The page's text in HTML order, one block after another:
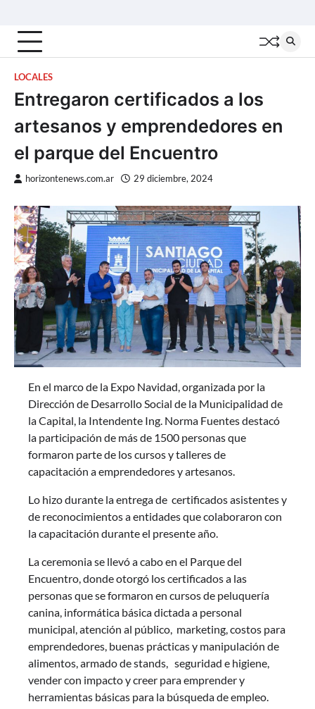
content
LOCALES
Entregaron certificados a los
artesanos y emprendedores en
el parque del Encuentro
horizontenews.com.ar 29 diciembre, 2024
En el marco de la Expo Navidad, organizada por la
Dirección de Desarrollo Social de la Municipalidad de
la Capital, la Intendente Ing. Norma Fuentes destacó
la participación de más de 1500 personas que
formaron parte de los cursos y talleres de
capacitación a emprendedores y artesanos.
Lo hizo durante la entrega de certificados asistentes y
de reconocimientos a entidades que colaboraron con
la capacitación durante el presente año.
La ceremonia se llevó a cabo en el Parque del
Encuentro, donde otorgó los certificados a las
personas que se formaron en cursos de peluquería
canina, informática básica dictada a personal
municipal, atención al público, marketing, costos para
emprendedores, buenas prácticas y manipulación de
alimentos, armado de stands, seguridad e higiene,
vender con impacto y creer para emprender y
herramientas básicas para la búsqueda de empleo.